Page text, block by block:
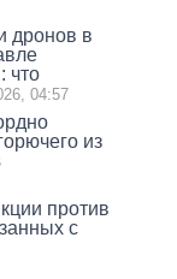
дронов в
что
04:57
из
против
с